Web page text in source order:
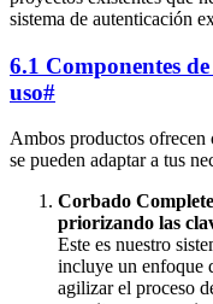
sistema de autenticación
6.1 Componentes
uso#
Ambos productos ofrecen
se pueden adaptar a tus
Corbado
priorizando las
Este es nuestro
incluye un enfoque
agilizar el proceso